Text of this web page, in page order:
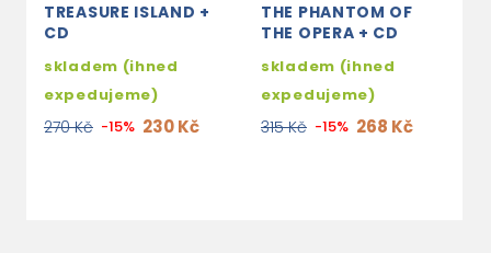
TREASURE ISLAND +
CD
skladem (ihned
expedujeme)
270 Kč -15% 230 Kč
THE PHANTOM OF
THE OPERA + CD
skladem (ihned
expedujeme)
315 Kč -15% 268 Kč